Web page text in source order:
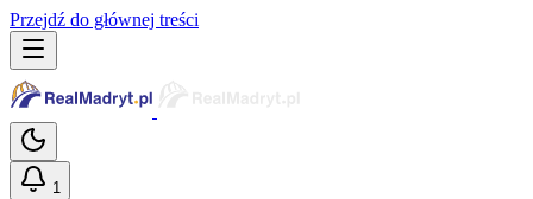
Przejdź do głównej treści
1